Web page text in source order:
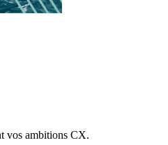
vos ambitions CX.